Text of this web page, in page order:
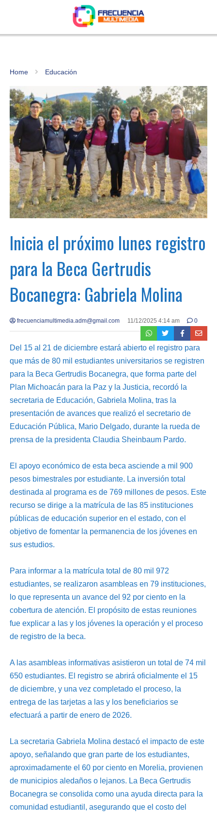
Home Educación
Inicia el próximo lunes registro
para la Beca Gertrudis
Bocanegra: Gabriela Molina
frecuenciamultimedia.adm@gmail.com 11/12/2025 4:14 am 0
Del 15 al 21 de diciembre estará abierto el registro para
que más de 80 mil estudiantes universitarios se registren
para la Beca Gertrudis Bocanegra, que forma parte del
Plan Michoacán para la Paz y la Justicia, recordó la
secretaria de Educación, Gabriela Molina, tras la
presentación de avances que realizó el secretario de
Educación Pública, Mario Delgado, durante la rueda de
prensa de la presidenta Claudia Sheinbaum Pardo.
El apoyo económico de esta beca asciende a mil 900
pesos bimestrales por estudiante. La inversión total
destinada al programa es de 769 millones de pesos. Este
recurso se dirige a la matrícula de las 85 instituciones
públicas de educación superior en el estado, con el
objetivo de fomentar la permanencia de los jóvenes en
sus estudios.
Para informar a la matrícula total de 80 mil 972
estudiantes, se realizaron asambleas en 79 instituciones,
lo que representa un avance del 92 por ciento en la
cobertura de atención. El propósito de estas reuniones
fue explicar a las y los jóvenes la operación y el proceso
de registro de la beca.
A las asambleas informativas asistieron un total de 74 mil
650 estudiantes. El registro se abrirá oficialmente el 15
de diciembre, y una vez completado el proceso, la
entrega de las tarjetas a las y los beneficiarios se
efectuará a partir de enero de 2026.
La secretaria Gabriela Molina destacó el impacto de este
apoyo, señalando que gran parte de los estudiantes,
aproximadamente el 60 por ciento en Morelia, provienen
de municipios aledaños o lejanos. La Beca Gertrudis
Bocanegra se consolida como una ayuda directa para la
comunidad estudiantil, asegurando que el costo del